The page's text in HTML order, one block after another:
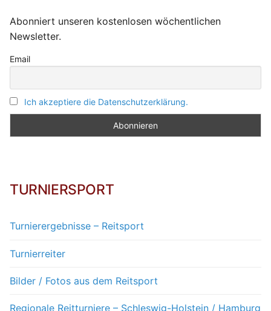
Abonniert unseren kostenlosen wöchentlichen
Newsletter.
Email
Ich akzeptiere die Datenschutzerklärung.
TURNIERSPORT
Turnierergebnisse – Reitsport
Turnierreiter
Bilder / Fotos aus dem Reitsport
Regionale Reitturniere – Schleswig-Holstein / Hamburg